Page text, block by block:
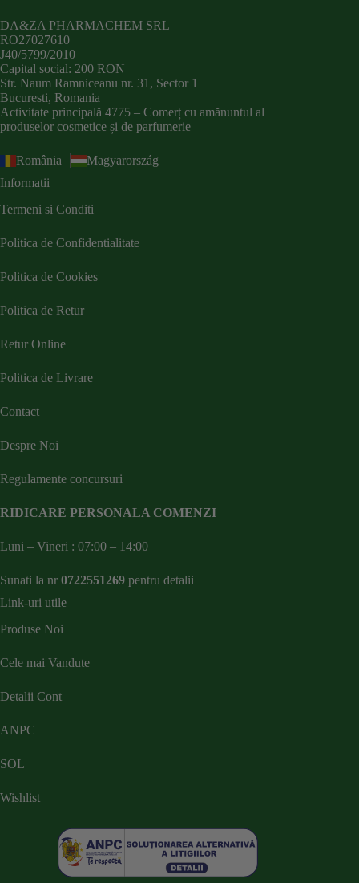
DA&ZA PHARMACHEM SRL
RO27027610
J40/5799/2010
Capital social: 200 RON
Str. Naum Ramniceanu nr. 31, Sector 1
Bucuresti, Romania
Activitate principală 4775 – Comerț cu amănuntul al
produselor cosmetice și de parfumerie
România
Magyarország
Informatii
Termeni si Conditi
Politica de Confidentialitate
Politica de Cookies
Politica de Retur
Retur Online
Politica de Livrare
Contact
Despre Noi
Regulamente concursuri
RIDICARE PERSONALA COMENZI
Luni – Vineri : 07:00 – 14:00
Sunati la nr 0722551269 pentru detalii
Link-uri utile
Produse Noi
Cele mai Vandute
Detalii Cont
ANPC
SOL
Wishlist